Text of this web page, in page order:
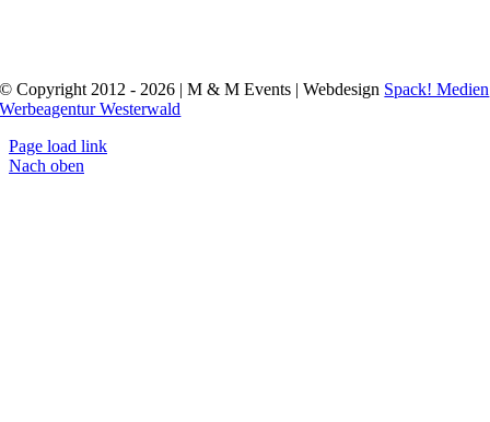
© Copyright 2012 - 2026 | M & M Events | Webdesign Spack! Medien
Werbeagentur Westerwald
Page load link
Nach oben